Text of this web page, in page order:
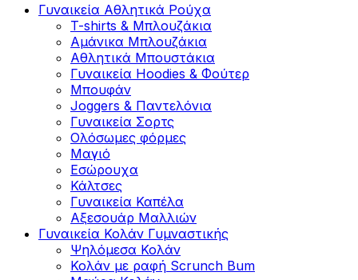
Γυναικεία Αθλητικά Ρούχα
T-shirts & Μπλουζάκια
Αμάνικα Μπλουζάκια
Aθλητικά Μπουστάκια
Γυναικεία Hoodies & Φούτερ
Μπουφάν
Joggers & Παντελόνια
Γυναικεία Σορτς
Ολόσωμες φόρμες
Μαγιό
Εσώρουχα
Κάλτσες
Γυναικεία Καπέλα
Αξεσουάρ Μαλλιών
Γυναικεία Κολάν Γυμναστικής
Ψηλόμεσα Κολάν
Κολάν με ραφή Scrunch Bum